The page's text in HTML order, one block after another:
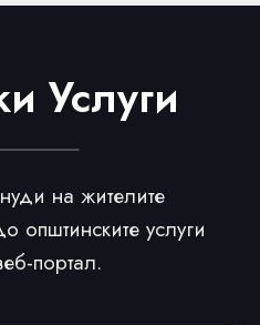
Услуги
на жителите
општинските услуги
портал.